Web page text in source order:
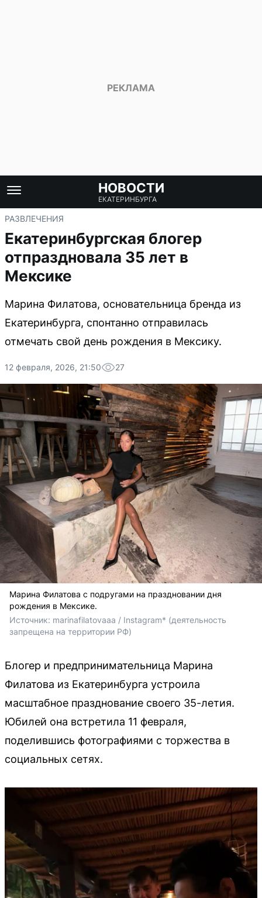
НОВОСТИ
ЕКАТЕРИНБУРГА
РАЗВЛЕЧЕНИЯ
Екатеринбургская блогер
отпраздновала 35 лет в
Мексике
Марина Филатова, основательница бренда из
Екатеринбурга, спонтанно отправилась
отмечать свой день рождения в Мексику.
12 февраля, 2026, 21:50 27
Марина Филатова с подругами на праздновании дня
рождения в Мексике.
Источник: marinafilatovaaa / Instagram* (деятельность
запрещена на территории РФ)
Блогер и предпринимательница Марина
Филатова из Екатеринбурга устроила
масштабное празднование своего 35-летия.
Юбилей она встретила 11 февраля,
поделившись фотографиями с торжества в
социальных сетях.